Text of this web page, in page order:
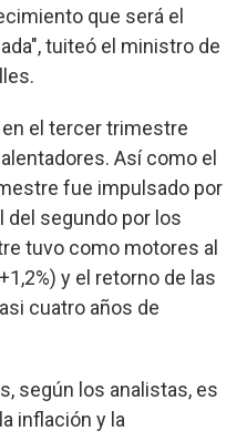
que será el
tuiteó el ministro de
en el tercer trimestre
Así como el
fue impulsado por
del segundo por los
tuvo como motores al
y el retorno de las
cuatro años de
según los analistas, es
inflación y la